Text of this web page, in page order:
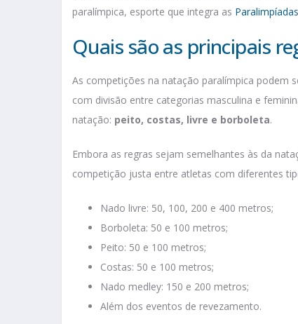
paralímpica, esporte que integra as Paralimpíadas
Quais são as principais
As competições na natação paralímpica podem
com divisão entre categorias masculina e
natação: peito, costas, livre e borboleta.
Embora as regras sejam semelhantes às da
competição justa entre atletas com diferentes
Nado livre: 50, 100, 200 e 400 metros;
Borboleta: 50 e 100 metros;
Peito: 50 e 100 metros;
Costas: 50 e 100 metros;
Nado medley: 150 e 200 metros;
Além dos eventos de revezamento.